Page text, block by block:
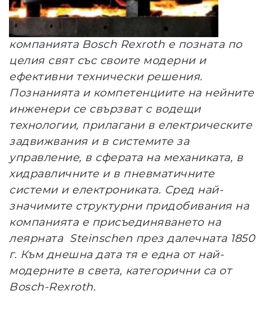
компанията Bosch Rexroth е позната по
целия свят със своите модерни и
ефективни технически решения.
Познанията и компетенциите на нейните
инженери се свързват с водещи
технологии, прилагани в електрическите
задвижвания и в системите за
управление, в сферата на механиката, в
хидравличните и в пневматичните
системи и електрониката. Сред най-
значимите структурни придобивания на
компанията е присъединяването на
леярната Steinschen през далечната 1850
г. Към днешна дата тя е една от най-
модерните в света, категорични са от
Bosch-Rexroth.